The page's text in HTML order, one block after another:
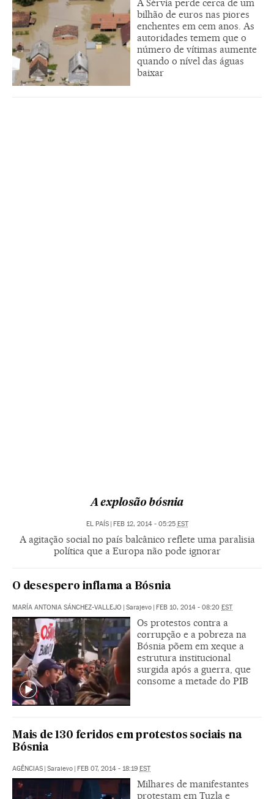
A Sérvia perde cerca de um
bilhão de euros nas piores
enchentes em cem anos. As
autoridades temem que o
número de vítimas aumente
quando o nível das águas
baixar
A explosão bósnia
EL PAÍS | FEB 12, 2014 - 05:25 EST
A agitação social no país balcânico reflete uma paralisia
política que a Europa não pode ignorar
O desespero inflama a Bósnia
MARÍA ANTONIA SÁNCHEZ-VALLEJO | Sarajevo | FEB 10, 2014 - 08:20 EST
Os protestos contra a
corrupção e a pobreza na
Bósnia põem em xeque a
estrutura institucional
surgida após a guerra, que
consome a metade do PIB
Mais de 130 feridos em protestos sociais na
Bósnia
AGÊNCIAS | Saraievo | FEB 07, 2014 - 18:19 EST
Milhares de manifestantes
protestam em Tuzla e